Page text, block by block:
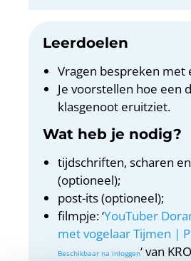
Leerdoelen
Vragen bespreken met
Je voorstellen hoe een
klasgenoot eruitziet.
Wat heb je nodig?
tijdschriften, scharen
(optioneel);
post-its (optioneel);
filmpje: ‘YouTuber
met vogelaar Tijmen |
‘ van